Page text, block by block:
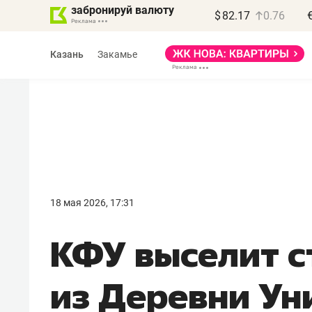
забронируй валюту $ 82.17 0.76
Казань Закамье
18 мая 2026, 17:31
КФУ выселит
из Деревни
правил, бизнес может
потерять минимум